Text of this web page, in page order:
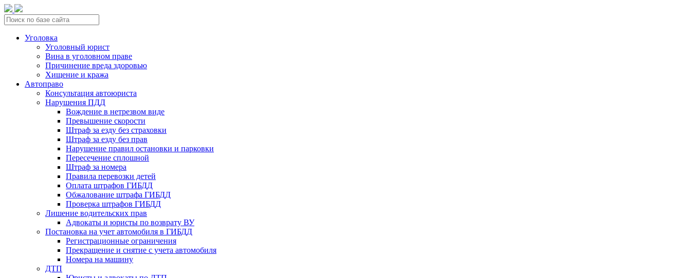
Уголовка
Уголовный юрист
Вина в уголовном праве
Причинение вреда здоровью
Хищение и кража
Автоправо
Консультация автоюриста
Нарушения ПДД
Вождение в нетрезвом виде
Превышение скорости
Штраф за езду без страховки
Штраф за езду без прав
Нарушение правил остановки и парковки
Пересечение сплошной
Штраф за номера
Правила перевозки детей
Оплата штрафов ГИБДД
Обжалование штрафа ГИБДД
Проверка штрафов ГИБДД
Лишение водительских прав
Адвокаты и юристы по возврату ВУ
Постановка на учет автомобиля в ГИБДД
Регистрационные ограничения
Прекращение и снятие с учета автомобиля
Номера на машину
ДТП